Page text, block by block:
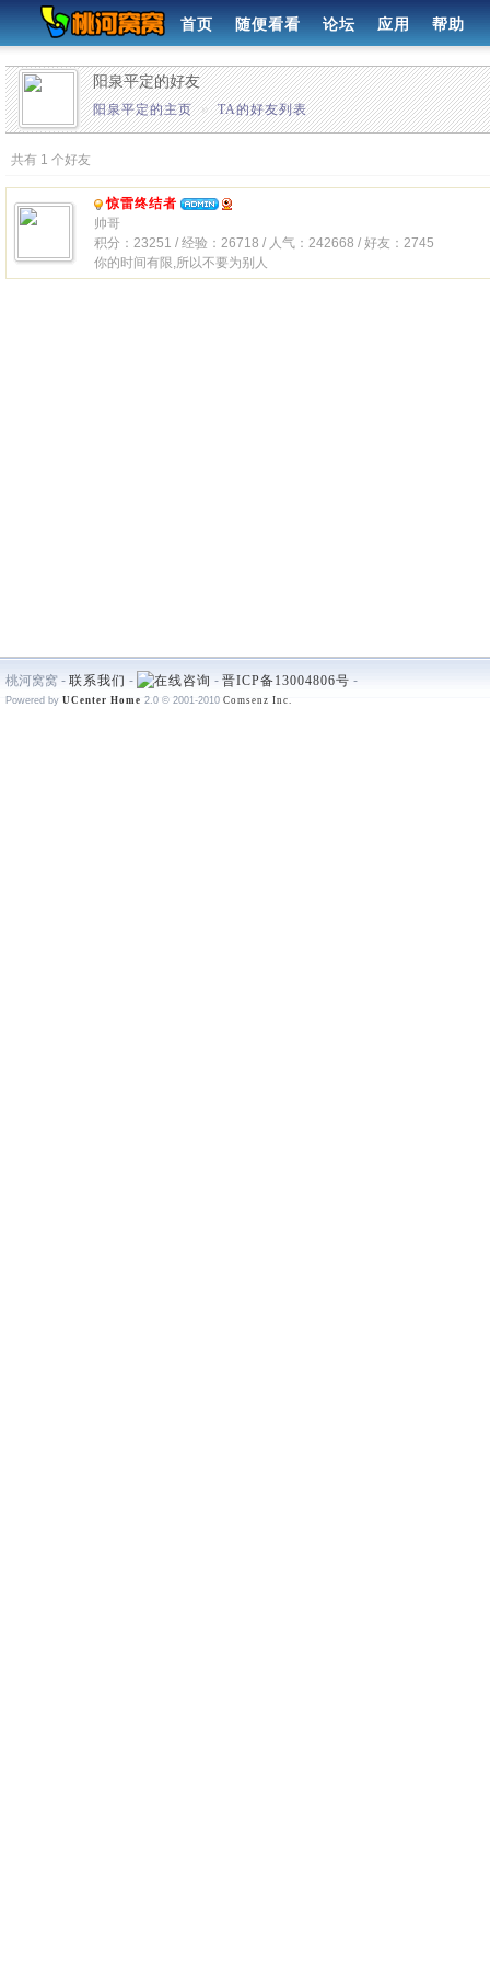
首页 随便看看 论坛 应用 帮助
阳泉平定的好友
阳泉平定的主页 » TA的好友列表
共有 1 个好友
惊雷终结者
帅哥
积分：23251 / 经验：26718 / 人气：242668 / 好友：2745
你的时间有限,所以不要为别人
桃河窝窝 - 联系我们 - - 晋ICP备13004806号 -
Powered by UCenter Home 2.0 © 2001-2010 Comsenz Inc.